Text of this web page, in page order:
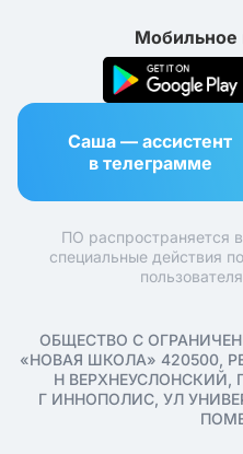
Мобильное
Саша — ассистент
в телеграмме
ПО распространяется
специальные действия
ОБЩЕСТВО С
«НОВАЯ ШКОЛА» 420500,
Н ВЕРХНЕУСЛОНСКИЙ,
Г ИННОПОЛИС, УЛ